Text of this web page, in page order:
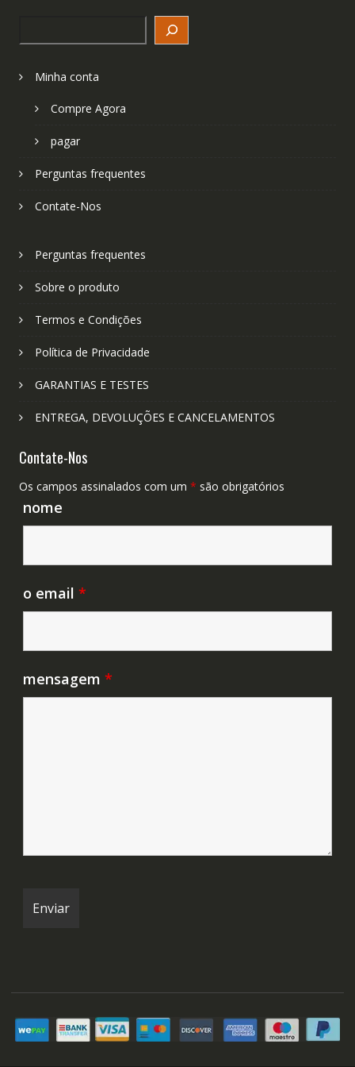
Minha conta
Compre Agora
pagar
Perguntas frequentes
Contate-Nos
Perguntas frequentes
Sobre o produto
Termos e Condições
Política de Privacidade
GARANTIAS E TESTES
ENTREGA, DEVOLUÇÕES E CANCELAMENTOS
Contate-Nos
Os campos assinalados com um * são obrigatórios
nome
o email *
mensagem *